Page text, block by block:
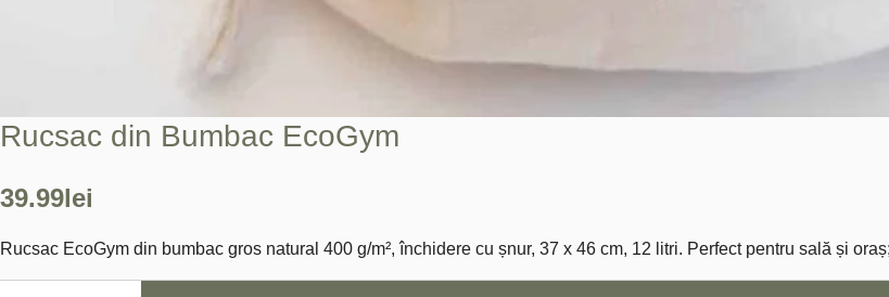
Rucsac din Bumbac EcoGym
39.99lei
Rucsac EcoGym din bumbac gros natural 400 g/m², închidere cu șnur, 37 x 46 cm, 12 litri. Perfect pentru sală și